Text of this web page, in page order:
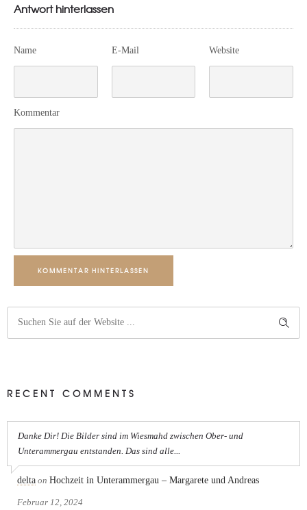
Antwort hinterlassen
Name E-Mail Website
Kommentar
KOMMENTAR HINTERLASSEN
RECENT COMMENTS
Danke Dir! Die Bilder sind im Wiesmahd zwischen Ober- und
Unterammergau entstanden. Das sind alle...
delta on Hochzeit in Unterammergau – Margarete und Andreas
Februar 12, 2024